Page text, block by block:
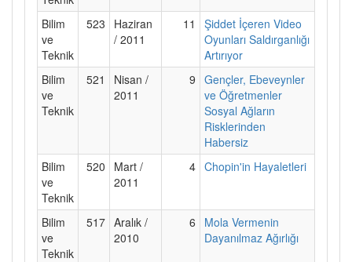
Bilim
ve
Teknik
523
Haziran
/ 2011
11
Şiddet İçeren Video
Oyunları Saldırganlığı
Artırıyor
Bilim
ve
Teknik
521
Nisan /
2011
9 Gençler, Ebeveynler
ve Öğretmenler
Sosyal Ağların
Risklerinden
Habersiz
Bilim
ve
Teknik
520
Mart /
2011
4 Chopin'in Hayaletleri
Bilim
ve
Teknik
517 Aralık /
2010
6
Mola Vermenin
Dayanılmaz Ağırlığı